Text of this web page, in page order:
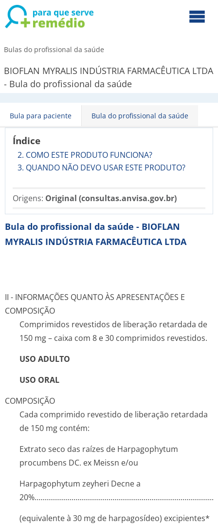
Bulas do profissional da saúde
BIOFLAN MYRALIS INDÚSTRIA FARMACÊUTICA LTDA
- Bula do profissional da saúde
Bula para paciente Bula do profissional da saúde
Índice
2. COMO ESTE PRODUTO FUNCIONA?
3. QUANDO NÃO DEVO USAR ESTE PRODUTO?
Origens: Original (consultas.anvisa.gov.br)
Bula do profissional da saúde - BIOFLAN
MYRALIS INDÚSTRIA FARMACÊUTICA LTDA
II - INFORMAÇÕES QUANTO ÀS APRESENTAÇÕES E
COMPOSIÇÃO
Comprimidos revestidos de liberação retardada de
150 mg – caixa com 8 e 30 comprimidos revestidos.
USO ADULTO
USO ORAL
COMPOSIÇÃO
Cada comprimido revestido de liberação retardada
de 150 mg contém:
Extrato seco das raízes de Harpagophytum
procumbens DC. ex Meissn e/ou
Harpagophytum zeyheri Decne a
(equivalente à 30 mg de harpagosídeo) excipientes*